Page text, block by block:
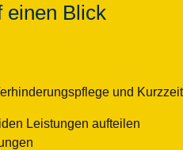
einen Blick
und
Leistungen aufteilen